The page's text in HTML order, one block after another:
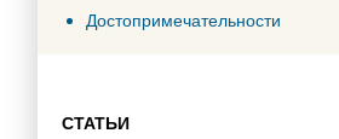
Достопримечательности
СТАТЬИ